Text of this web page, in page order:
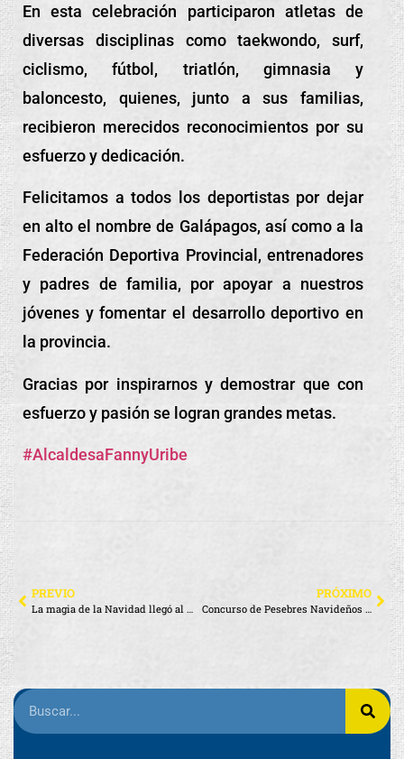
En esta celebración participaron atletas de
diversas disciplinas como taekwondo, surf,
ciclismo, fútbol, triatlón, gimnasia y
baloncesto, quienes, junto a sus familias,
recibieron merecidos reconocimientos por su
esfuerzo y dedicación.
Felicitamos a todos los deportistas por dejar
en alto el nombre de Galápagos, así como a la
Federación Deportiva Provincial, entrenadores
y padres de familia, por apoyar a nuestros
jóvenes y fomentar el desarrollo deportivo en
la provincia.
Gracias por inspirarnos y demostrar que con
esfuerzo y pasión se logran grandes metas.
#AlcaldesaFannyUribe
PREVIO
La magia de la Navidad llegó al Municipio de Santa Cruz
PRÓXIMO
Concurso de Pesebres Navideños 2024